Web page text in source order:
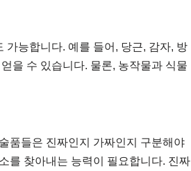
가능합니다. 예를 들어, 당근, 감자, 방
을 수 있습니다. 물론, 농작물과 식물
품들은 진짜인지 가짜인지 구분해야
를 찾아내는 능력이 필요합니다. 진짜